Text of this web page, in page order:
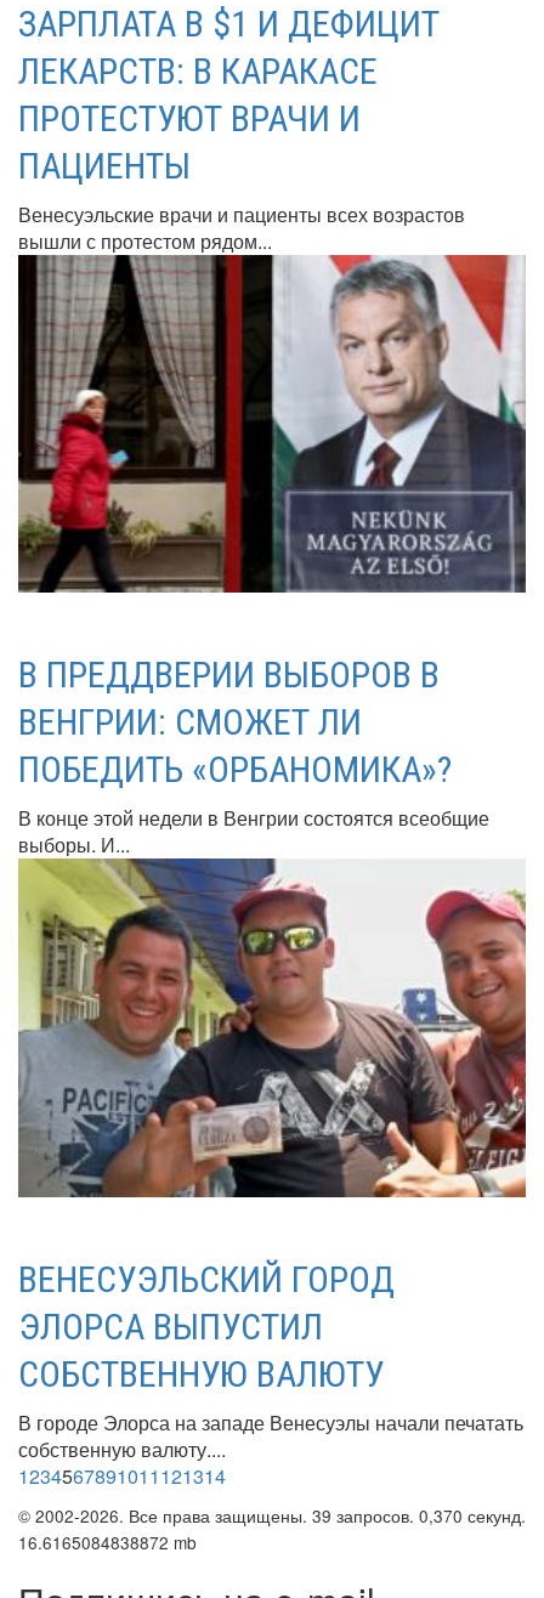
ЗАРПЛАТА В $1 И ДЕФИЦИТ
ЛЕКАРСТВ: В КАРАКАСЕ
ПРОТЕСТУЮТ ВРАЧИ И
ПАЦИЕНТЫ
Венесуэльские врачи и пациенты всех возрастов
вышли с протестом рядом...
В ПРЕДДВЕРИИ ВЫБОРОВ В
ВЕНГРИИ: СМОЖЕТ ЛИ
ПОБЕДИТЬ «ОРБАНОМИКА»?
В конце этой недели в Венгрии состоятся всеобщие
выборы. И...
ВЕНЕСУЭЛЬСКИЙ ГОРОД
ЭЛОРСА ВЫПУСТИЛ
СОБСТВЕННУЮ ВАЛЮТУ
В городе Элорса на западе Венесуэлы начали печатать
собственную валюту....
1234567891011121314
© 2002-2026. Все права защищены. 39 запросов. 0,370 секунд.
16.6165084838872 mb